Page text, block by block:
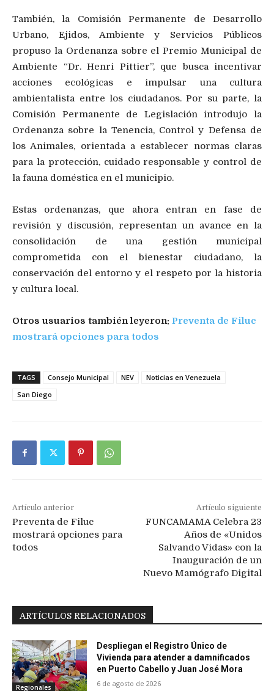
También, la Comisión Permanente de Desarrollo
Urbano, Ejidos, Ambiente y Servicios Públicos
propuso la Ordenanza sobre el Premio Municipal de
Ambiente “Dr. Henri Pittier”, que busca incentivar
acciones ecológicas e impulsar una cultura
ambientalista entre los ciudadanos. Por su parte, la
Comisión Permanente de Legislación introdujo la
Ordenanza sobre la Tenencia, Control y Defensa de
los Animales, orientada a establecer normas claras
para la protección, cuidado responsable y control de
la fauna doméstica en el municipio.
Estas ordenanzas, que ahora entran en fase de
revisión y discusión, representan un avance en la
consolidación de una gestión municipal
comprometida con el bienestar ciudadano, la
conservación del entorno y el respeto por la historia
y cultura local.
Otros usuarios también leyeron: Preventa de Filuc
mostrará opciones para todos
TAGS Consejo Municipal NEV
Noticias en Venezuela
San Diego
Artículo anterior
Preventa de Filuc
mostrará opciones para
todos
Artículo siguiente
FUNCAMAMA Celebra 23
Años de «Unidos
Salvando Vidas» con la
Inauguración de un
Nuevo Mamógrafo Digital
ARTÍCULOS RELACIONADOS
Regionales
Despliegan el Registro Único de
Vivienda para atender a damnificados
en Puerto Cabello y Juan José Mora
6 de agosto de 2026